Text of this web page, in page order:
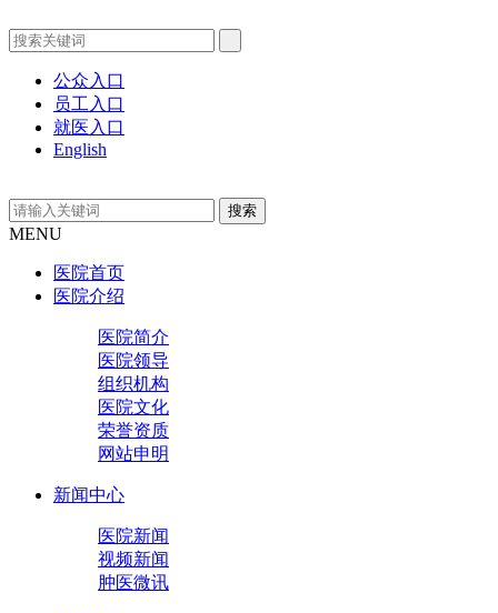
公众入口
员工入口
就医入口
English
MENU
医院首页
医院介绍
医院简介
医院领导
组织机构
医院文化
荣誉资质
网站申明
新闻中心
医院新闻
视频新闻
肿医微讯